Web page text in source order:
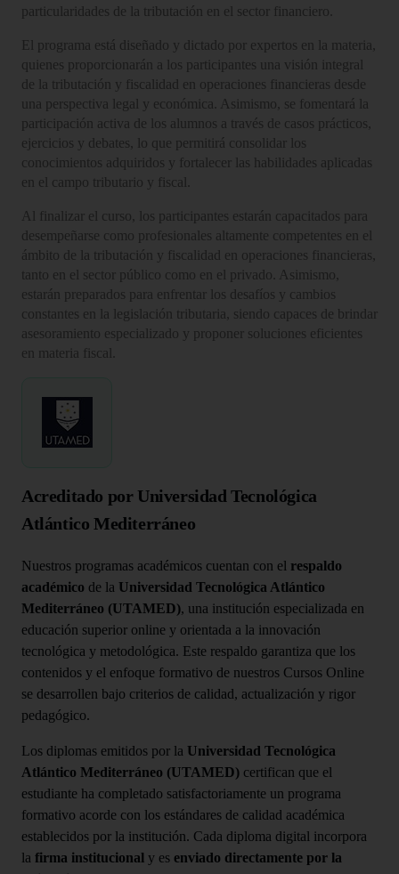
particularidades de la tributación en el sector financiero.
El programa está diseñado y dictado por expertos en la materia,
quienes proporcionarán a los participantes una visión integral
de la tributación y fiscalidad en operaciones financieras desde
una perspectiva legal y económica. Asimismo, se fomentará la
participación activa de los alumnos a través de casos prácticos,
ejercicios y debates, lo que permitirá consolidar los
conocimientos adquiridos y fortalecer las habilidades aplicadas
en el campo tributario y fiscal.
Al finalizar el curso, los participantes estarán capacitados para
desempeñarse como profesionales altamente competentes en el
ámbito de la tributación y fiscalidad en operaciones financieras,
tanto en el sector público como en el privado. Asimismo,
estarán preparados para enfrentar los desafíos y cambios
constantes en la legislación tributaria, siendo capaces de brindar
asesoramiento especializado y proponer soluciones eficientes
en materia fiscal.
Acreditado por Universidad Tecnológica
Atlántico Mediterráneo
Nuestros programas académicos cuentan con el respaldo
académico de la Universidad Tecnológica Atlántico
Mediterráneo (UTAMED), una institución especializada en
educación superior online y orientada a la innovación
tecnológica y metodológica. Este respaldo garantiza que los
contenidos y el enfoque formativo de nuestros Cursos Online
se desarrollen bajo criterios de calidad, actualización y rigor
pedagógico.
Los diplomas emitidos por la Universidad Tecnológica
Atlántico Mediterráneo (UTAMED) certifican que el
estudiante ha completado satisfactoriamente un programa
formativo acorde con los estándares de calidad académica
establecidos por la institución. Cada diploma digital incorpora
la firma institucional y es enviado directamente por la